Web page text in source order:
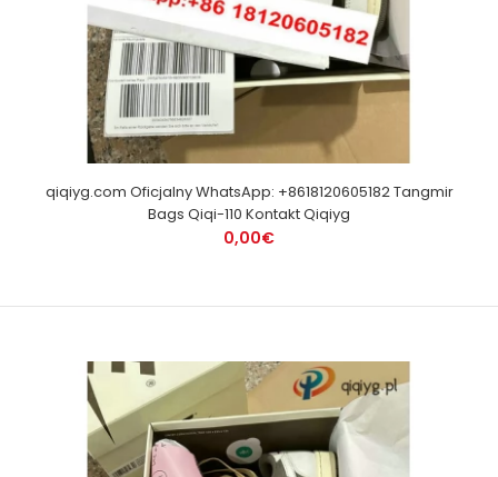
qiqiyg.com Oficjalny WhatsApp: +8618120605182 Tangmir
Bags Qiqi-110 Kontakt Qiqiyg
0,00€